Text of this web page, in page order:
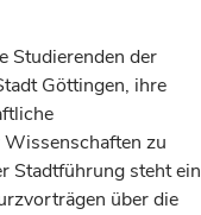
Studierenden der
Göttingen, ihre
zu
Stadtführung steht ein
über die